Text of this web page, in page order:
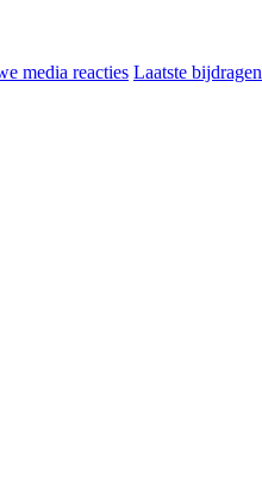
media reacties Laatste bijdragen